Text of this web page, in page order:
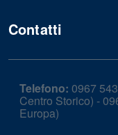
Contatti
Telefono: 0967
Centro Storico) -
Europa)